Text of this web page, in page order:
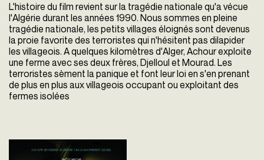
L'histoire du film revient sur la tragédie nationale qu'a vécue
l'Algérie durant les années 1990. Nous sommes en pleine
tragédie nationale, les petits villages éloignés sont devenus
la proie favorite des terroristes qui n'hésitent pas dilapider
les villageois. A quelques kilomètres d'Alger, Achour exploite
une ferme avec ses deux frères, Djelloul et Mourad. Les
terroristes sèment la panique et font leur loi en s'en prenant
de plus en plus aux villageois occupant ou exploitant des
fermes isolées